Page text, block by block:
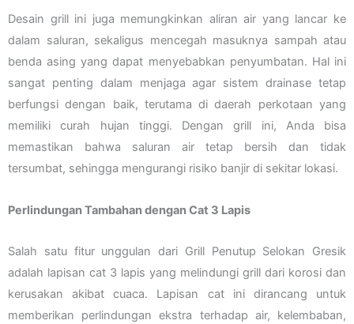
Desain grill ini juga memungkinkan aliran air yang lancar ke
dalam saluran, sekaligus mencegah masuknya sampah atau
benda asing yang dapat menyebabkan penyumbatan. Hal ini
sangat penting dalam menjaga agar sistem drainase tetap
berfungsi dengan baik, terutama di daerah perkotaan yang
memiliki curah hujan tinggi. Dengan grill ini, Anda bisa
memastikan bahwa saluran air tetap bersih dan tidak
tersumbat, sehingga mengurangi risiko banjir di sekitar lokasi.
Perlindungan Tambahan dengan Cat 3 Lapis
Salah satu fitur unggulan dari Grill Penutup Selokan Gresik
adalah lapisan cat 3 lapis yang melindungi grill dari korosi dan
kerusakan akibat cuaca. Lapisan cat ini dirancang untuk
memberikan perlindungan ekstra terhadap air, kelembaban,